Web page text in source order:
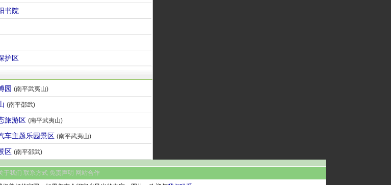
书院
护区
园 (南平武夷山)
(南平邵武)
旅游区 (南平武夷山)
车主题乐园景区 (南平武夷山)
区 (南平邵武)
于我们 联系方式 免责声明 网站合作